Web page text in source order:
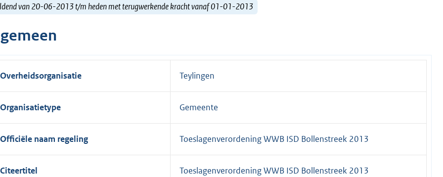
van 20-06-2013 t/m heden met terugwerkende kracht vanaf 01-01-2013
Overheidsorganisatie Teylingen
Organisatietype Gemeente
Officiële naam regeling Toeslagenverordening WWB ISD Bollenstreek 2013
Citeertitel Toeslagenverordening WWB ISD Bollenstreek 2013